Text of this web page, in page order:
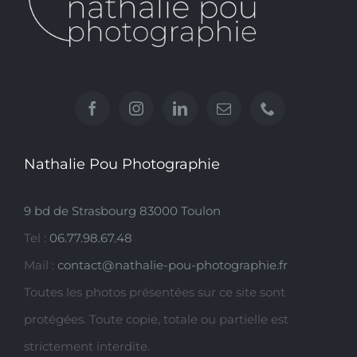
Nathalie Pou Photographie
9 bd de Strasbourg 83000 Toulon
Tel : 06.77.98.67.48
Mail : contact@nathalie-pou-photographie.fr
Toutes les photos présentées sur ce site sont
protégées. Toute copie, totale ou partielle est
strictement interdite.